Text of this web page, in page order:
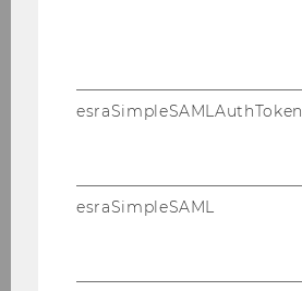
esraSimpleSAMLAuthToken
esraSimpleSAML